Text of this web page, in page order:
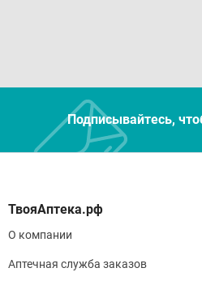
Подписывайтесь,
О компании
Аптечная служба заказов